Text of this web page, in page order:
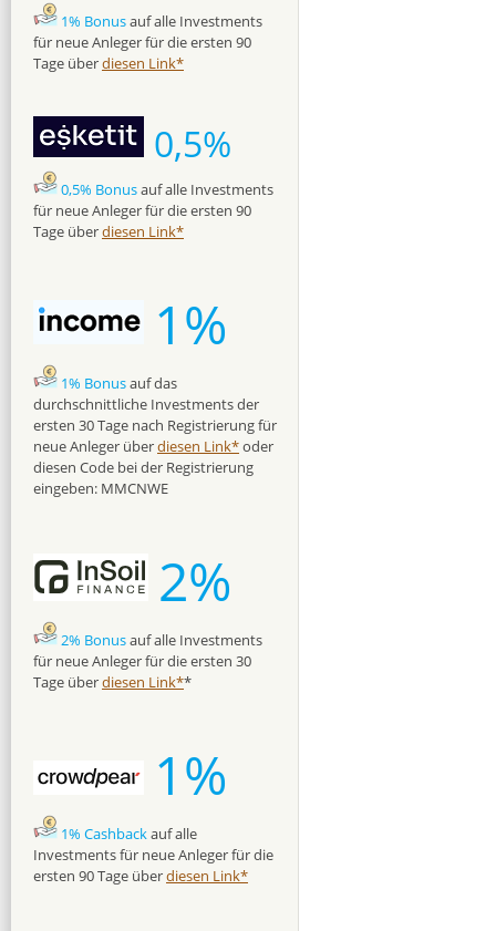
1% Bonusauf alle Investments
für neue Anleger für die ersten 90
Tage überdiesen Link*
0,5%
0,5% Bonusauf alle Investments
für neue Anleger für die ersten 90
Tage überdiesen Link*
1%
1% Bonusauf das
durchschnittliche Investments der
ersten 30 Tage nach Registrierung für
neue Anleger überdiesen Link*oder
diesen Code bei der Registrierung
eingeben: MMCNWE
2%
2% Bonusauf alle Investments
für neue Anleger für die ersten 30
Tage überdiesen Link**
1%
1% Cashbackauf alle
Investments für neue Anleger für die
ersten 90 Tage überdiesen Link*